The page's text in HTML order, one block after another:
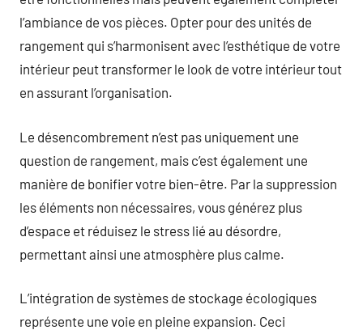
l’ambiance de vos pièces. Opter pour des unités de
rangement qui s’harmonisent avec l’esthétique de votre
intérieur peut transformer le look de votre intérieur tout
en assurant l’organisation.
Le désencombrement n’est pas uniquement une
question de rangement, mais c’est également une
manière de bonifier votre bien-être. Par la suppression
les éléments non nécessaires, vous générez plus
d’espace et réduisez le stress lié au désordre,
permettant ainsi une atmosphère plus calme.
L’intégration de systèmes de stockage écologiques
représente une voie en pleine expansion. Ceci